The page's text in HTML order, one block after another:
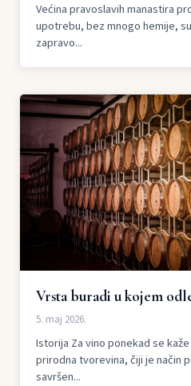
Većina pravoslavih manastira
upotrebu, bez mnogo hemije,
zapravo...
Vrsta buradi u kojem
5. maj 2026.
Istorija Za vino ponekad se
prirodna tvorevina, čiji je način
savršen...